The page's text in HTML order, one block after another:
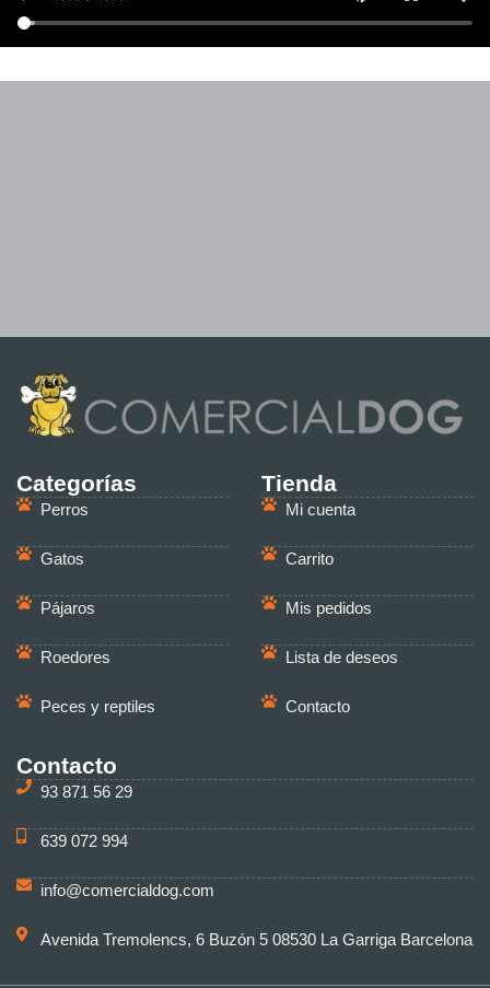
Categorías
Perros
Gatos
Pájaros
Roedores
Peces y reptiles
Tienda
Mi cuenta
Carrito
Mis pedidos
Lista de deseos
Contacto
Contacto
93 871 56 29
639 072 994
info@comercialdog.com
Avenida Tremolencs, 6 Buzón 5 08530 La Garriga Barcelona